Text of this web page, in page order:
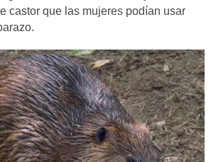
castor que las mujeres podían usar